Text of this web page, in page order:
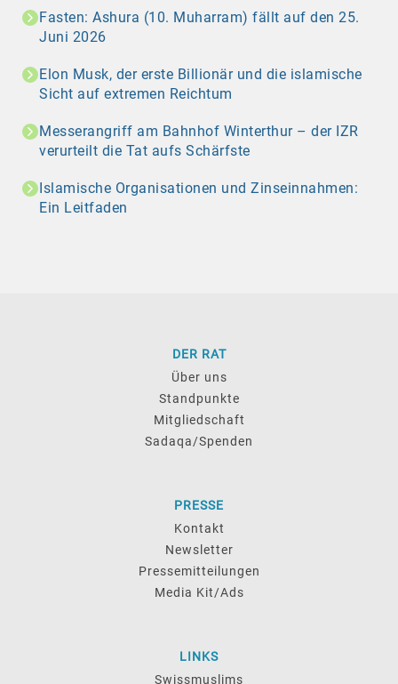
Fasten: Ashura (10. Muharram) fällt auf den 25.
Juni 2026
Elon Musk, der erste Billionär und die islamische
Sicht auf extremen Reichtum
Messerangriff am Bahnhof Winterthur – der IZR
verurteilt die Tat aufs Schärfste
Islamische Organisationen und Zinseinnahmen:
Ein Leitfaden
DER RAT
Über uns
Standpunkte
Mitgliedschaft
Sadaqa/Spenden
PRESSE
Kontakt
Newsletter
Pressemitteilungen
Media Kit/Ads
LINKS
Swissmuslims